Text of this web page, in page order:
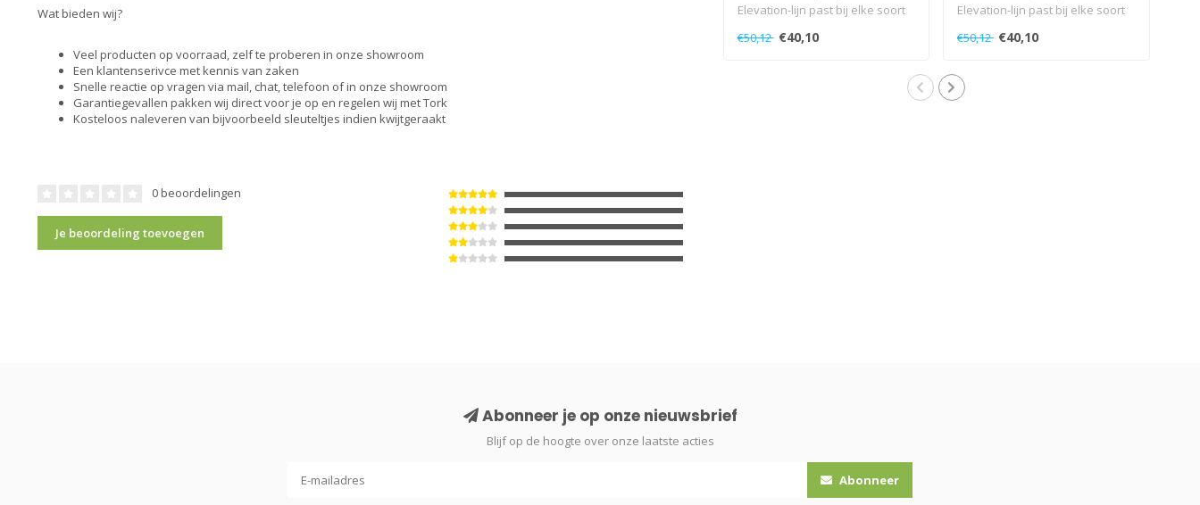
Wat bieden wij?
Veel producten op voorraad, zelf te proberen in onze showroom
Een klantenserivce met kennis van zaken
Snelle reactie op vragen via mail, chat, telefoon of in onze showroom
Garantiegevallen pakken wij direct voor je op en regelen wij met Tork
Kosteloos naleveren van bijvoorbeeld sleuteltjes indien kwijtgeraakt
0 beoordelingen
Je beoordeling toevoegen
Elevation-lijn past bij elke soort
sanitaire ruimt..
€50,12 €40,10
Elevation-lijn past bij elke soort
sanitaire ruimt..
€50,12 €40,10
Abonneer je op onze nieuwsbrief
Blijf op de hoogte over onze laatste acties
Abonneer